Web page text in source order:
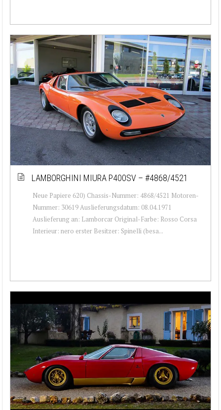
LAMBORGHINI MIURA P400SV – #4868/4521
Neue Papiere 620) Chassis-Nummer: 4868/4521 Motoren-
Nummer: 30619 Auslieferungsdatum: 08.04.1971
Auslieferung an: Lamborcar Original-Farbe: Rosso Corsa
Interieur: nero erster Besitzer: Spinelli (besa...